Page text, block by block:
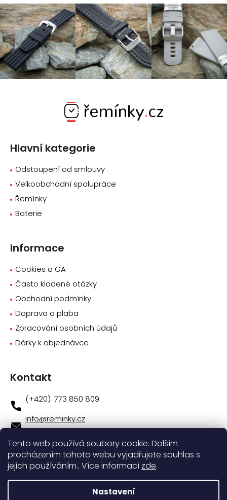
Tento web používá soubory cookie. Dalším
procházením tohoto webu vyjadřujete souhlas s
jejich používáním.. Více informací zde.
Nastavení
Hlavní kategorie
Odstoupení od smlouvy
Velkoobchodní spolupráce
Řemínky
Baterie
Informace
Cookies a GA
Často kladené otázky
Obchodní podmínky
Doprava a plaba
Zpracování osobních údajů
Dárky k objednávce
Kontakt
info@reminky.cz
773 850 809
773 850 809
Novinky na facebooku
Instagram